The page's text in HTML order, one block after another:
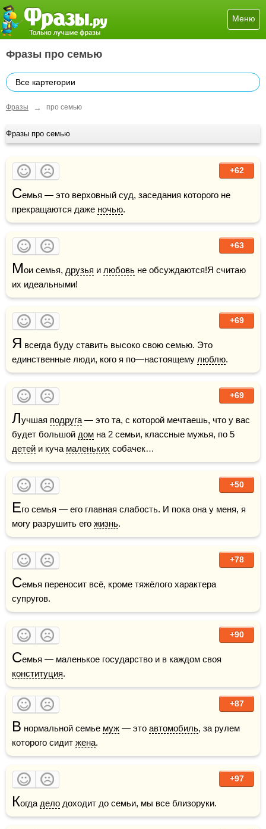
Меню
Фразы про семью
Все картегории
Фразы → про семью
Фразы про семью
+62
Семья — это верховный суд, заседания которого не
прекращаются даже ночью.
+63
Мои семья, друзья и любовь не обсуждаются!Я считаю
их идеальными!
+69
Я всегда буду ставить высоко свою семью. Это
единственные люди, кого я по—настоящему люблю.
+69
Лучшая подруга — это та, с которой мечтаешь, что у вас
будет большой дом
детей и куча маленьких собачек…
+50
Его семья — его главная слабость. И пока она у меня, я
могу разрушить его жизнь.
+78
Семья переносит всё, кроме тяжёлого характера
супругов.
+90
С
конституция.
+87
В нормальной семье муж — это автомобиль, за рулем
которого сидит жена.
+97
Когда дело доходит до семьи, мы все близоруки.